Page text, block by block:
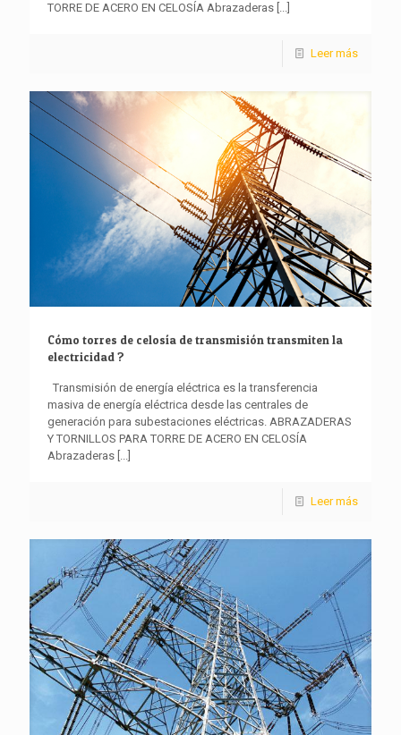
TORRE DE ACERO EN CELOSÍA Abrazaderas [...]
Leer más
Cómo torres de celosía de transmisión transmiten la
electricidad ?
Transmisión de energía eléctrica es la transferencia
masiva de energía eléctrica desde las centrales de
generación para subestaciones eléctricas. ABRAZADERAS
Y TORNILLOS PARA TORRE DE ACERO EN CELOSÍA
Abrazaderas [...]
Leer más